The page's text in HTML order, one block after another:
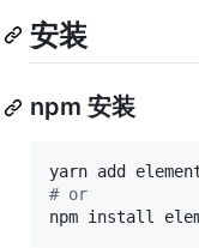
安装
npm 安装
# or
npm install